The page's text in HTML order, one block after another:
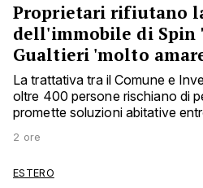
Proprietari rifiutano
dell'immobile di Spin
Gualtieri 'molto
La trattativa tra il Comune e
oltre 400 persone rischiano di
promette soluzioni abitative
2 ore
ESTERO